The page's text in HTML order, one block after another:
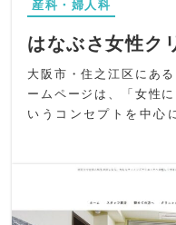
産科・婦人科
はなぶさ女性ク
大阪市・住之江区にあ
ームページは、「女性
いうコンセプトを中心
構成にこだわりました
た妊婦健診、子宮筋腫
療、月経・ホルモン変
方針が自然に伝わるよ